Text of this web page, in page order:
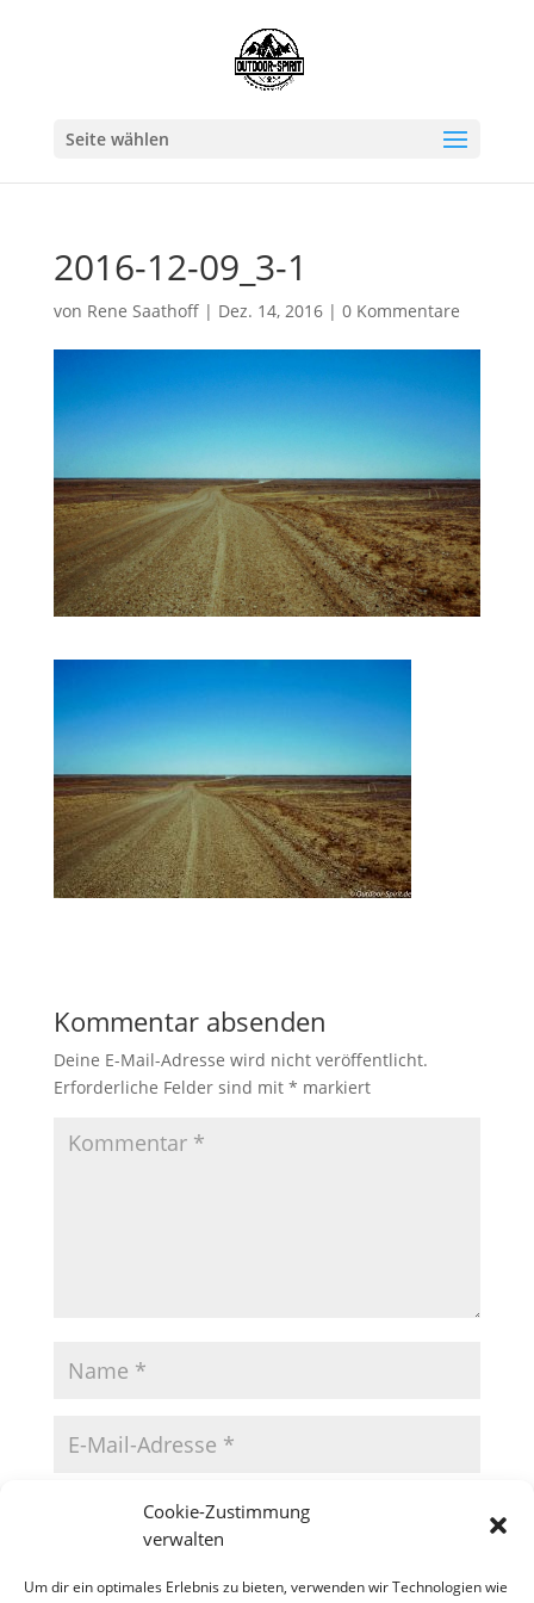
Cookie-Zustimmung
verwalten
Um dir ein optimales Erlebnis zu bieten, verwenden wir Technologien wie
Seite wählen
2016-12-09_3-1
von Rene Saathoff| Dez. 14, 2016| 0 Kommentare
Kommentar absenden
Deine E-Mail-Adresse wird nicht veröffentlicht.
Erforderliche Felder sind mit * markiert